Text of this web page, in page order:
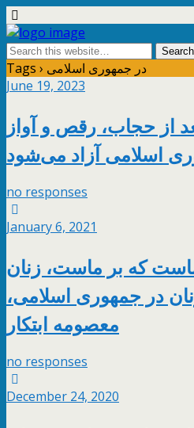
Tags › در جمهوری اسلامی
June 19, 2023
از حجاب، رقص و آواز
اسلامی آزاد می‌شود
no responses
January 6, 2021
که بر ماست، زنان
در جمهوری اسلامی،
معصومه ابتکار
no responses
December 24, 2020